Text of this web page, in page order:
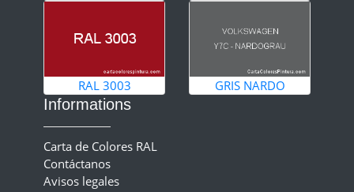
RAL 3003 GRIS NARDO
Informations
Carta de Colores RAL
Contáctanos
Avisos legales